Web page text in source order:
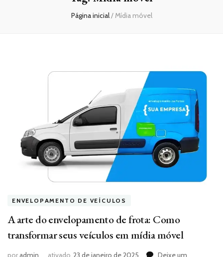
Página inicial/Mídia móvel
ENVELOPAMENTO DE VEÍCULOS
A arte do envelopamento de frota: Como
transformar seus veículos em mídia móvel
poradmin ativado 23 de janeiro de 2025 Deixe um